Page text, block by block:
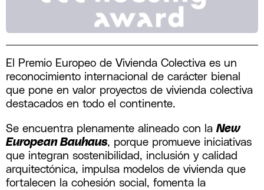
El Premio Europeo de Vivienda Colectiva es un
reconocimiento internacional de carácter bienal
que pone en valor proyectos de vivienda colectiva
destacados en todo el continente.
Se encuentra plenamente alineado con la New
European Bauhaus, porque promueve iniciativas
que integran sostenibilidad, inclusión y calidad
arquitectónica, impulsa modelos de vivienda que
fortalecen la cohesión social, fomenta la